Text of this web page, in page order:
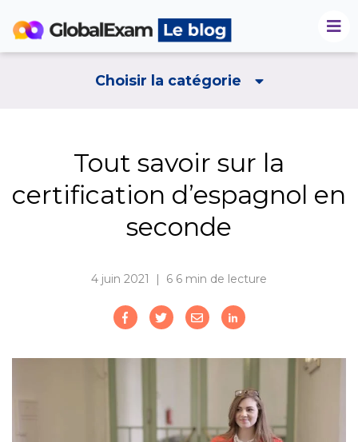
Choisir la catégorie
Tout savoir sur la
certification d’espagnol en
seconde
4 juin 2021 | 6 6 min de lecture